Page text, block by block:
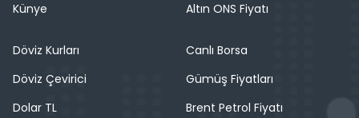
Künye
Altın ONS Fiyatı
Döviz Kurları
Döviz Çevirici
Dolar TL
Canlı Borsa
Gümüş Fiyatları
Brent Petrol Fiyatı